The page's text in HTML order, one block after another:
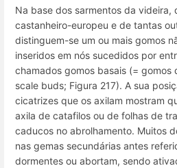
Na base dos sarmentos da videira,
castanheiro-europeu e de tantas
distinguem-se um ou mais gomos
inseridos em nós sucedidos por
chamados gomos basais (= gomos
scale buds; Figura 217). A sua
cicatrizes que os axilam mostram
axila de catafilos ou de folhas de
caducos no abrolhamento. Muitos
nas gemas secundárias antes
dormentes ou abortam, sendo